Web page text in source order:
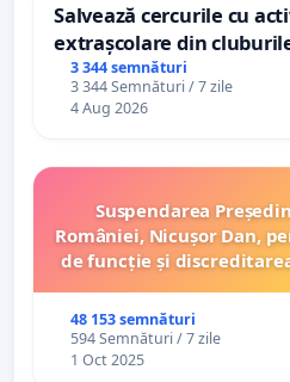
Salvează cercurile cu
extrașcolare din
palatele copiilor
3 344 semnături
3 344 Semnături / 7 zile
4 Aug 2026
Suspendarea
României, Nicușor Dan,
de funcție și
48 153 semnături
594 Semnături / 7 zile
1 Oct 2025